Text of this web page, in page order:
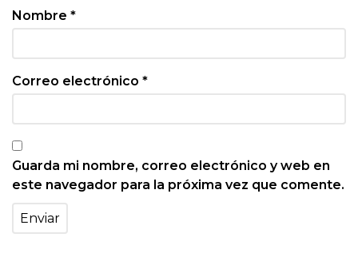
Nombre *
Correo electrónico *
Guarda mi nombre, correo electrónico y web en
este navegador para la próxima vez que comente.